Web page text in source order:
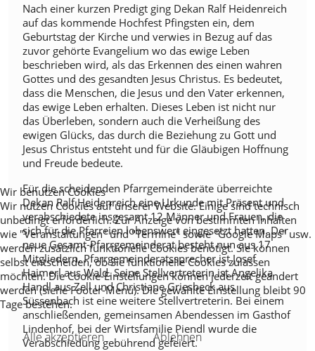
Nach einer kurzen Predigt ging Dekan Ralf Heidenreich
auf das kommende Hochfest Pfingsten ein, dem
Geburtstag der Kirche und verwies in Bezug auf das
zuvor gehörte Evangelium wo das ewige Leben
beschrieben wird, als das Erkennen des einen wahren
Gottes und des gesandten Jesus Christus. Es bedeutet,
dass die Menschen, die Jesus und den Vater erkennen,
das ewige Leben erhalten. Dieses Leben ist nicht nur
das Überleben, sondern auch die Verheißung des
ewigen Glücks, das durch die Beziehung zu Gott und
Jesus Christus entsteht und für die Gläubigen Hoffnung
und Freude bedeute.
Für die scheidenden Pfarrgemeinderäte überreichte
Dekan Ralf Heidenreich eine Urkunde mit Präsent und
verabschiedete insgesamt 12 Männer und Frauen, die
sich für die Pfarreien lobenswert eingesetzt hatten. Der
neue Gesamt-Pfarrgemeinderat besteht nun aus 17
Mitgliedern. Pfarrgemeinderatssprecher ist Josef
Haimerl aus Wald. Seine Stellvertreterin ist Angelika
Handl aus Zell und Christiane Griesbeck aus
Süssenbach ist eine weitere Stellvertreterin. Bei einem
anschließenden, gemeinsamen Abendessen im Gasthof
Lindenhof, bei der Wirtsfamilie Piendl wurde die
Verabschiedung gebührend gefeiert.
Wir benutzen Cookies
Wir nutzen Cookies auf unserer Website. Einige sind technisch
unbedingt erforderlich. Zur Anzeige von bestimmten Inhalten
wie "Veranstaltungen" und "Termine" sowie "Google Maps" usw.
werden zusätzlich funktionelle Cookies benötigt. Sie können
selbst entscheiden, ob Sie funktionelle Cookies zulassen
möchten. Die Cookie-Einstellungen können jederzeit geändert
werden (siehe Footer-Menü). Die gewählte Einstellung bleibt 90
Tage bestehen.
Alle akzeptieren Ablehnen